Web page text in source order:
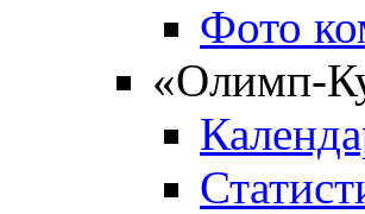
Фото
«Олимп-